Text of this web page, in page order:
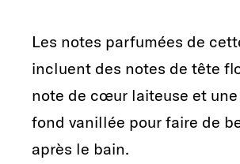
Les notes parfumées de
incluent des notes de tête
note de cœur laiteuse et
fond vanillée pour faire de
après le bain.